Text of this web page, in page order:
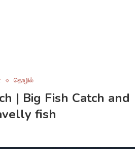
தொழில்
| Big Fish Catch and
fish